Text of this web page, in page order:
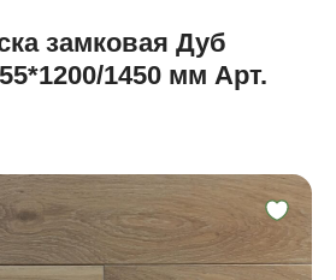
замковая Дуб
1450 мм Арт.